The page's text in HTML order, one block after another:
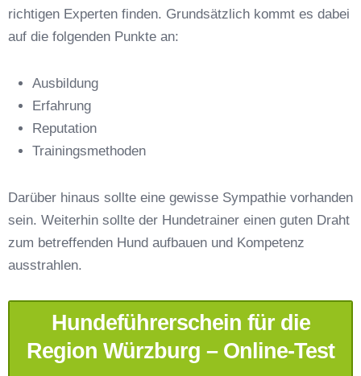
E-Mail-Adresse
Telefonnummer*
richtigen Experten finden. Grundsätzlich kommt es dabei
auf die folgenden Punkte an:
Ausbildung
Erfahrung
Reputation
Trainingsmethoden
Darüber hinaus sollte eine gewisse Sympathie vorhanden
sein. Weiterhin sollte der Hundetrainer einen guten Draht
zum betreffenden Hund aufbauen und Kompetenz
ausstrahlen.
Hundeführerschein für die
Region Würzburg – Online-Test